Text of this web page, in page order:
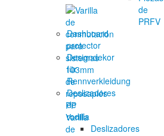
de
PRFV
Dashboard
protector
Designdekor
für
Rennverkleidung
Deslizadores
de
rodilla
Deslizadores
Varilla
de